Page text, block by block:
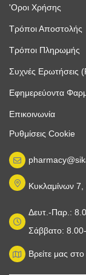
'Οροι Χρήσης
Τρόποι Αποστολής
Τρόποι Πληρωμής
Συχνές Ερωτήσεις
Εφημερεύοντα
Επικοινωνία
Ρυθμίσεις Cookie
Κυκλαμίνων 7,
Δευτ.-Παρ.:
Σάββατο:
Βρείτε μας